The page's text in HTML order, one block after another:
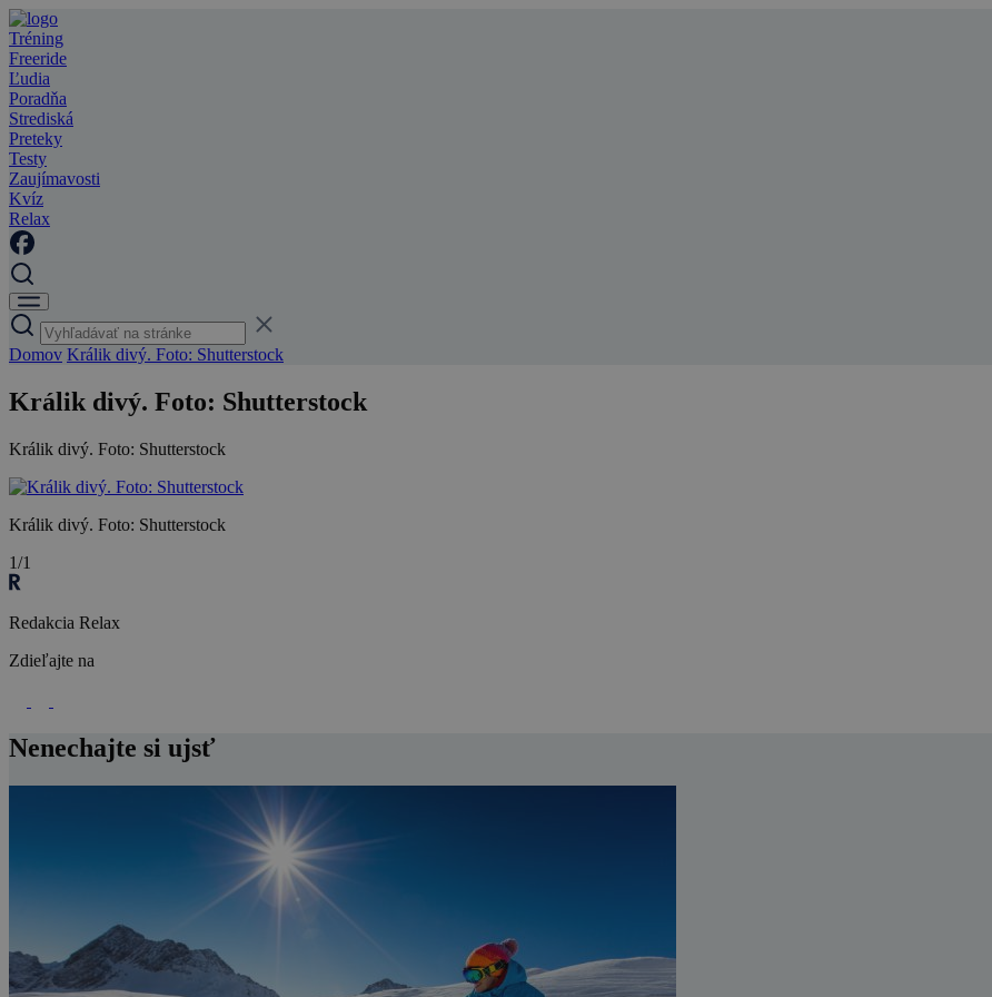
Tréning
Freeride
Ľudia
Poradňa
Strediská
Preteky
Testy
Zaujímavosti
Kvíz
Relax
Domov Králik divý. Foto: Shutterstock
Králik divý. Foto: Shutterstock
Králik divý. Foto: Shutterstock
Králik divý. Foto: Shutterstock
1/1
Redakcia Relax
Zdieľajte na
Nenechajte si ujsť